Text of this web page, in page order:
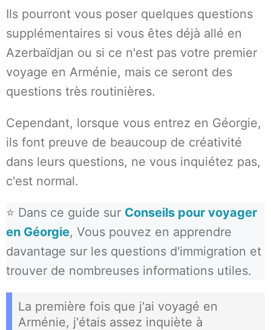
Ils pourront vous poser quelques questions
supplémentaires si vous êtes déjà allé en
Azerbaïdjan ou si ce n'est pas votre premier
voyage en Arménie, mais ce seront des
questions très routinières.
Cependant, lorsque vous entrez en Géorgie,
ils font preuve de beaucoup de créativité
dans leurs questions, ne vous inquiétez pas,
c'est normal.
⭐ Dans ce guide sur Conseils pour voyager
en Géorgie, Vous pouvez en apprendre
davantage sur les questions d'immigration et
trouver de nombreuses informations utiles.
La première fois que j'ai voyagé en
Arménie, j'étais assez inquiète à